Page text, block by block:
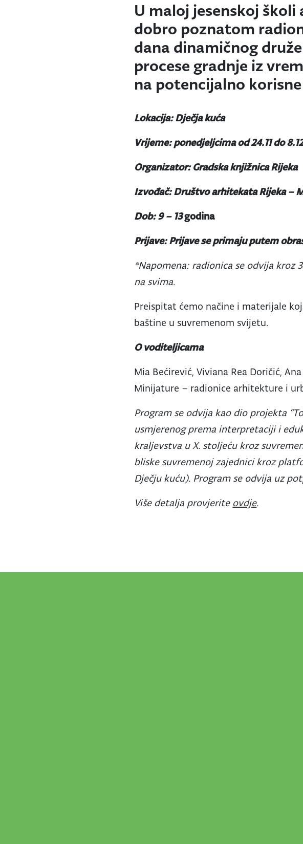
U maloj jesenskoj
dobro poznatom
dana dinamičnog
procese gradnje iz
na potencijalno
Lokacija: Dječja kuća
Vrijeme: ponedjeljcima od 24.11 do
Organizator: Gradska knjižnica Rijeka
Izvođač: Društvo arhitekata Rijeka –
Dob: 9 – 13godina
Prijave: Prijave se primaju putem
*Napomena: radionica se odvija kroz
na svima.
Preispitat ćemo načine i materijale
baštine u suvremenom svijetu.
O voditeljicama
Mia Bećirević, Viviana Rea Doričić,
Minijature – radionice arhitekture i
Program se odvija kao dio projekta
usmjerenog prema interpretaciji i
kraljevstva u X. stoljeću kroz
bliske suvremenoj zajednici kroz
Dječju kuću). Program se odvija uz
Više detalja provjerite ovdje.